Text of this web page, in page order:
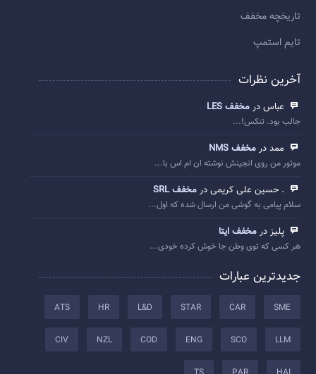
تاريخچه مخفف
تایم استمپ
آخرین نظرات
عباس در مخفف LES
جالب بود. تنکس!...
ممد در مخفف NMS
موتور من روی انجینش نوشته ان ام اس با...
. حسین علی کریمی در مخفف SRL
سلام پیامی به گوشی من ارسال شده که اول...
پلیز در مخفف ایتا
هر کسی که توی وطن جا خوش کرده خودی...
جدیدترین عبارات
SME
CAR
STAR
L&D
HR
ATS
LLM
SCO
ENG
COD
NZL
CIV